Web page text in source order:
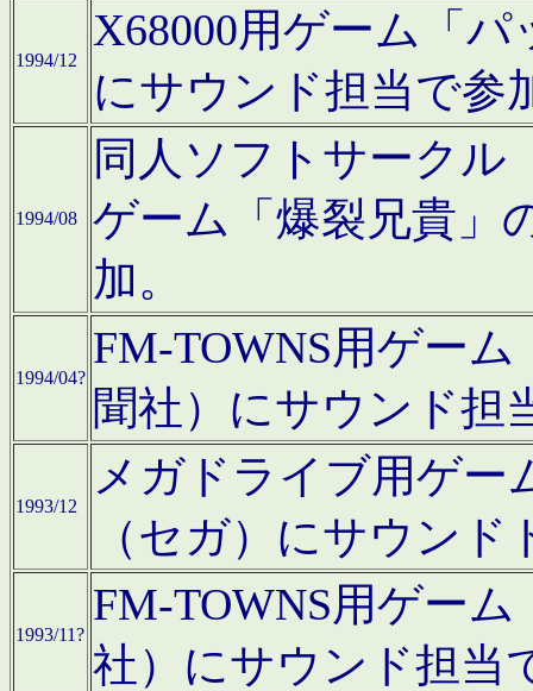
1994/12
X68000用ゲーム「
にサウンド担当で参
1994/08
同人ソフトサークル
ゲーム「爆裂兄貴」
加。
1994/04?
FM-TOWNS用ゲー
聞社）にサウンド担
1993/12
メガドライブ用ゲー
（セガ）にサウン
1993/11?
FM-TOWNS用ゲー
社）にサウンド担当